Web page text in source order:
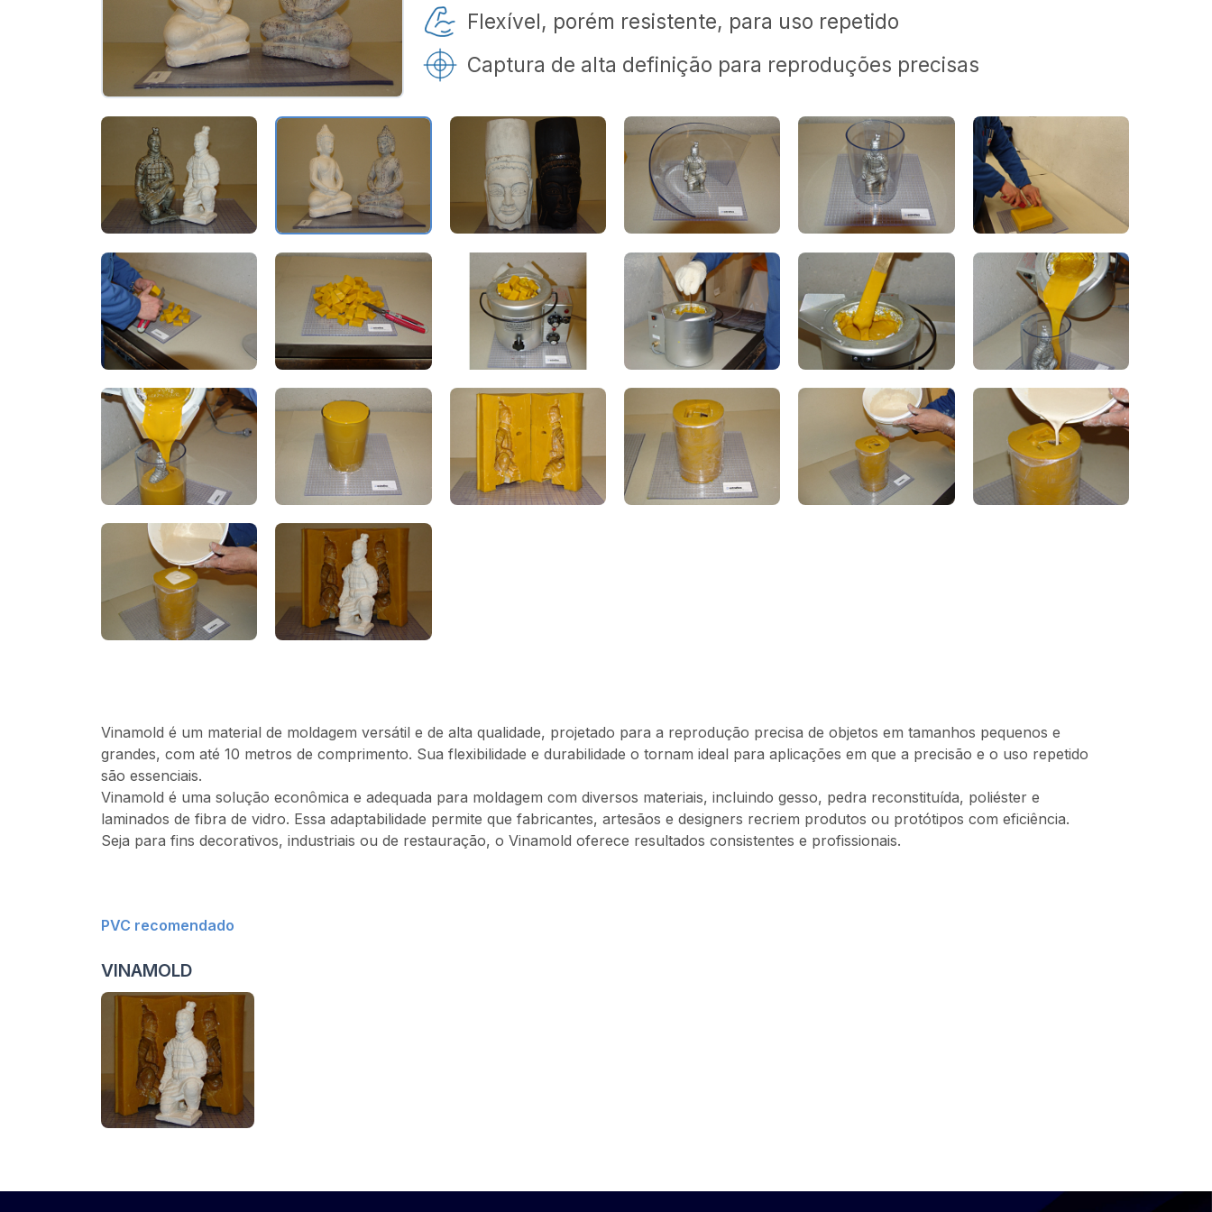
Flexível, porém resistente, para uso repetido
Captura de alta definição para reproduções precisas
Vinamold é um material de moldagem versátil e de alta qualidade, projetado para a reprodução precisa de objetos em tamanhos pequenos e
grandes, com até 10 metros de comprimento. Sua flexibilidade e durabilidade o tornam ideal para aplicações em que a precisão e o uso repetido
são essenciais.
Vinamold é uma solução econômica e adequada para moldagem com diversos materiais, incluindo gesso, pedra reconstituída, poliéster e
laminados de fibra de vidro. Essa adaptabilidade permite que fabricantes, artesãos e designers recriem produtos ou protótipos com eficiência.
Seja para fins decorativos, industriais ou de restauração, o Vinamold oferece resultados consistentes e profissionais.
PVC recomendado
VINAMOLD